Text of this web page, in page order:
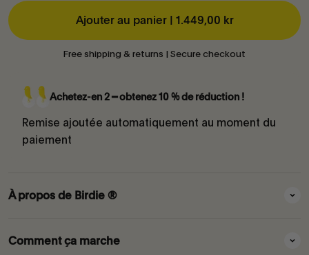
Ajouter au panier | 1.449,00 kr
Free shipping & returns | Secure checkout
Achetez-en 2 ━ obtenez 10 % de réduction !
Remise ajoutée automatiquement au moment du
paiement
À propos de Birdie ®
Comment ça marche